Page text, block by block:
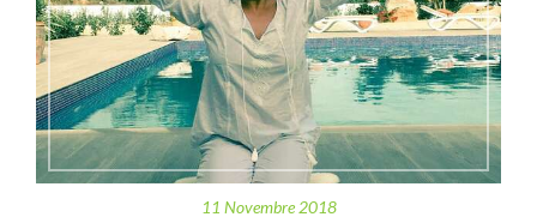
11 Novembre 2018